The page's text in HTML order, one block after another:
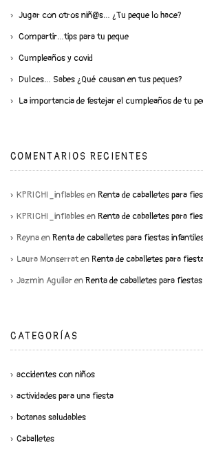
Jugar con otros niñ@s… ¿Tu peque lo hace?
Compartir…tips para tu peque
Cumpleaños y covid
Dulces… Sabes ¿Qué causan en tus peques?
La importancia de festejar el cumpleaños de tu
COMENTARIOS RECIENTES
KPRICHI_inflablesenRenta de caballetes para
KPRICHI_inflablesenRenta de caballetes para
ReynaenRenta de caballetes para fiestas
Laura MonserratenRenta de caballetes para
Jazmin AguilarenRenta de caballetes para
CATEGORÍAS
accidentes con niños
actividades para una fiesta
botanas saludables
Caballetes